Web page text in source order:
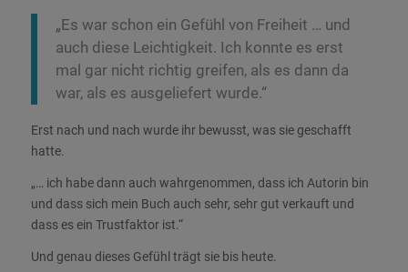
„Es war schon ein Gefühl von Freiheit … und
auch diese Leichtigkeit. Ich konnte es erst
mal gar nicht richtig greifen, als es dann da
war, als es ausgeliefert wurde.“
Erst nach und nach wurde ihr bewusst, was sie geschafft
hatte.
„… ich habe dann auch wahrgenommen, dass ich Autorin bin
und dass sich mein Buch auch sehr, sehr gut verkauft und
dass es ein Trustfaktor ist.“
Und genau dieses Gefühl trägt sie bis heute.